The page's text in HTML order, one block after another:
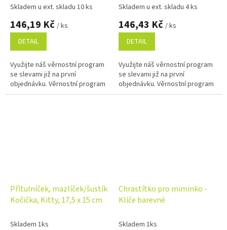
Skladem u ext. skladu 10 ks
146,19 Kč / ks
DETAIL
Využijte náš věrnostní program
se slevami již na první
objednávku. Věrnostní program
Skladem u ext. skladu 4 ks
146,43 Kč / ks
DETAIL
Využijte náš věrnostní program
se slevami již na první
objednávku. Věrnostní program
Přítulníček, mazlíček/šustík
Kočička, Kitty, 17,5 x 15 cm
Skladem 1ks
Chrastítko pro miminko -
Klíče barevné
Skladem 1ks